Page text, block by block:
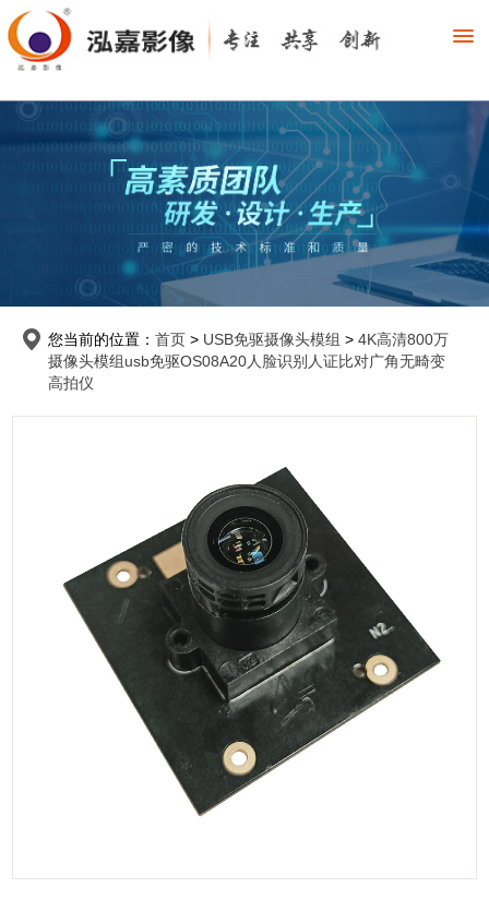
您当前的位置： 首页 > USB免驱摄像头模组 > 4K高清800万
摄像头模组usb免驱OS08A20人脸识别人证比对广角无畸变
高拍仪